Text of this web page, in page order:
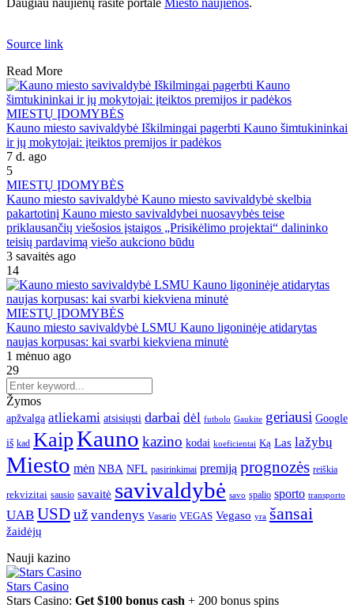
Source link
Read More
MIESTŲ ĮDOMYBĖS
Kauno miesto savivaldybė Iškilmingai pagerbti Kauno šimtukininkai
ir jų mokytojai: įteiktos premijos ir padėkos
7 d. ago
5
MIESTŲ ĮDOMYBĖS
Kauno miesto savivaldybė Kauno miesto savivaldybė skelbia
pakartotinį Kauno miesto savivaldybei nuosavybės teise
priklausančių viešosios įstaigos „Prisikėlimo projektai“ dalininko
teisių pardavimą viešo aukciono būdu
3 savaitės ago
14
MIESTŲ ĮDOMYBĖS
Kauno miesto savivaldybė LSMU Kauno ligoninėje atidarytas
naujas korpusas: kai svarbi kiekviena minutė
1 mėnuo ago
29
Žymos
apžvalga atliekami atsisiųsti darbai dėl futbolo Gaukite geriausi Google
iš kad KaipKauno kazino kodai koeficientai Ką Las lažybų
Miesto mėn NBA NFL pasirinkimai premiją prognozės reiškia
rekvizitai sausio savaitė savivaldybė savo spalio sporto transporto
UAB USDuž vandenys Vasario VEGAS Vegaso yra šansai
žaidėjų
Nauji kazino
Stars Casino
Stars Casino: Get $100 bonus cash + 200 bonus spins